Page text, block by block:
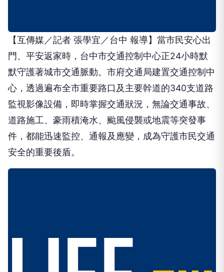
【互傳媒／記者 張學宜／台中 報導】當市民安心出
門、平安返家時，台中市交通控制中心正24小時默
默守護著城市交通脈動。市府交通局建置交通控制中
心，透過遍布全市重要路口及主要幹道的340支道路
監視影像設備，即時掌握交通狀況，無論交通事故、
道路施工、豪雨積淹水、颱風侵襲或地震等突發事
件，都能迅速監控、通報及應變，成為守護市民交通
安全的重要後盾。